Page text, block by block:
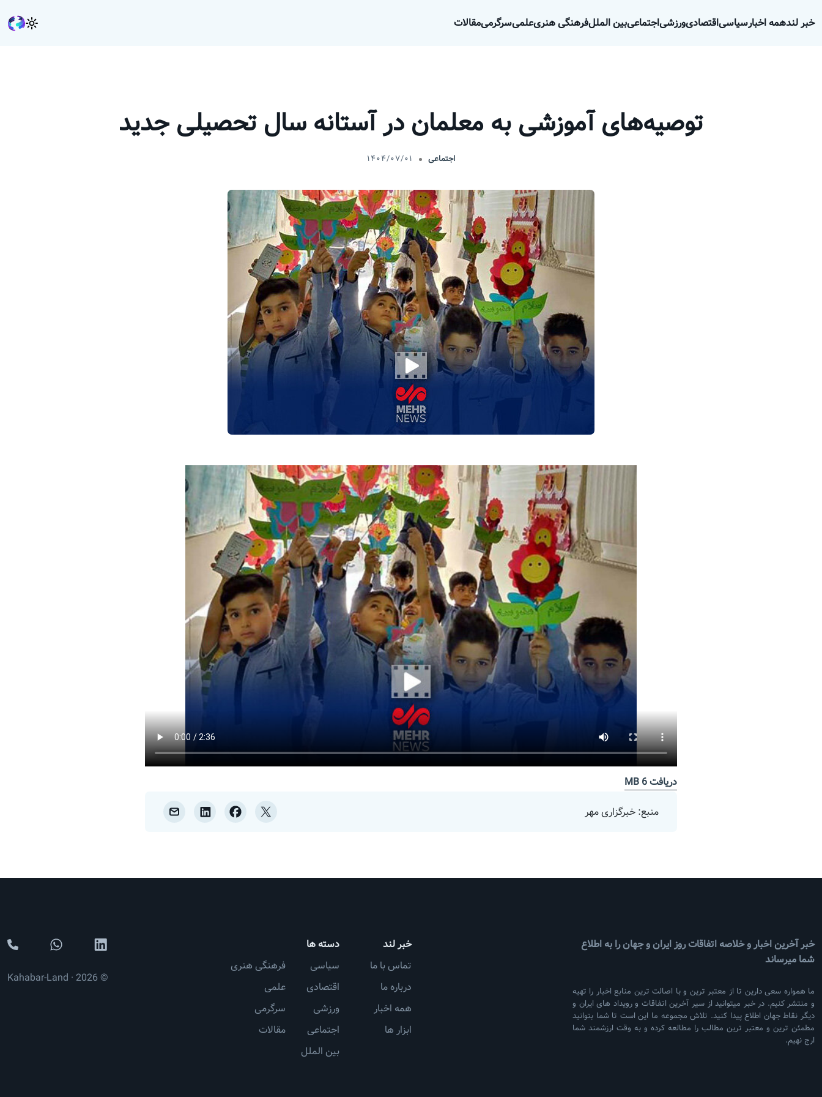
خبر لندهمه اخبارسیاسیاقتصادیورزشیاجتماعیبین المللفرهنگی هنریعلمیسرگرمیمقالات
توصیه‌های آموزشی به معلمان در آستانه سال تحصیلی جدید
اجتماعی ۱۴۰۴/۰۷/۰۱
دریافت6 MB
منبع: خبرگزاری مهر
خبر آخرین اخبار و خلاصه اتفاقات روز ایران و جهان را به اطلاع
شما میرساند
ما همواره سعی دارین تا از معتبر ترین و با اصالت ترین منابع اخبار را تهیه
و منتشر کنیم. در خبر میتوانید از سیر آخرین اتفاقات و رویداد های ایران و
دیگر نقاط جهان اطلاع پیدا کنید. تلاش مجموعه ما این است تا شما بتوانید
مطمئن ترین و معتبر ترین مطالب را مطالعه کرده و به وقت ارزشمند شما
ارج نهیم.
خبر لند
تماس با ما
درباره ما
همه اخبار
ابزار ها
دسته ها
سیاسی
اقتصادی
ورزشی
اجتماعی
بین الملل
فرهنگی هنری
علمی
سرگرمی
مقالات
© 2026 · Kahabar-Land